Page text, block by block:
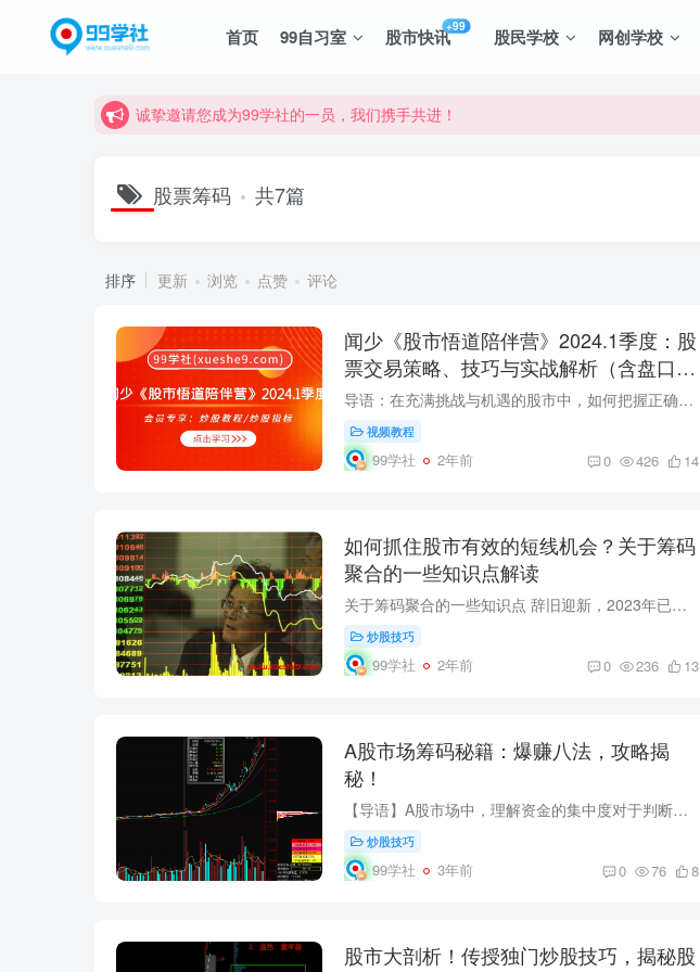
首页 99自习室 股市快讯+99 股民学校 网创学校
诚挚邀请您成为99学社的一员，我们携手共进！
诚挚邀请您成为99学社的一员，我们携手共进！
股票筹码 共7篇
排序 更新 浏览 点赞 评论
闻少《股市悟道陪伴营》2024.1季度：股
票交易策略、技巧与实战解析（含盘口筹
码）
导语：在充满挑战与机遇的股市中，如何把握正确的交易策略和技巧成为每一位投资者都极为关注的焦点。本课程将为您深入剖析股市交易的奥秘，涵盖从长线投资到短线操作，从盘口分析到筹码运用等多...
视频教程
99学社 2年前 0 426 14
如何抓住股市有效的短线机会？关于筹码
聚合的一些知识点解读
关于筹码聚合的一些知识点 辞旧迎新，2023年已经过去，无论是喜是悲，都已成为记忆。在新的一年里，让我们振奋精神，面对新的机遇和挑战。愿您在龙年里步步高升，财运亨通。 筹码运动犹如一个循...
炒股技巧
99学社 2年前 0 236 13
A股市场筹码秘籍：爆赚八法，攻略揭
秘！
【导语】A股市场中，理解资金的集中度对于判断行情发展至关重要。而筹码的分布形态可以帮助我们轻松判断市场的重要阻力位和支撑位。本文总结了八种不同的筹码形态，并提供了相应的操作要点。无...
炒股技巧
99学社 3年前 0 76 8
股市大剖析！传授独门炒股技巧，揭秘股